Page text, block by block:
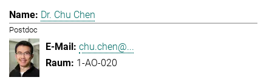
Dr. Chu Chen
Postdoc
chu.chen@...
1-AO-020